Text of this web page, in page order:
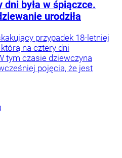
była w śpiączce.
urodziła
przypadek 18-letniej
na cztery dni
tym czasie dziewczyna
pojęcia, że jest